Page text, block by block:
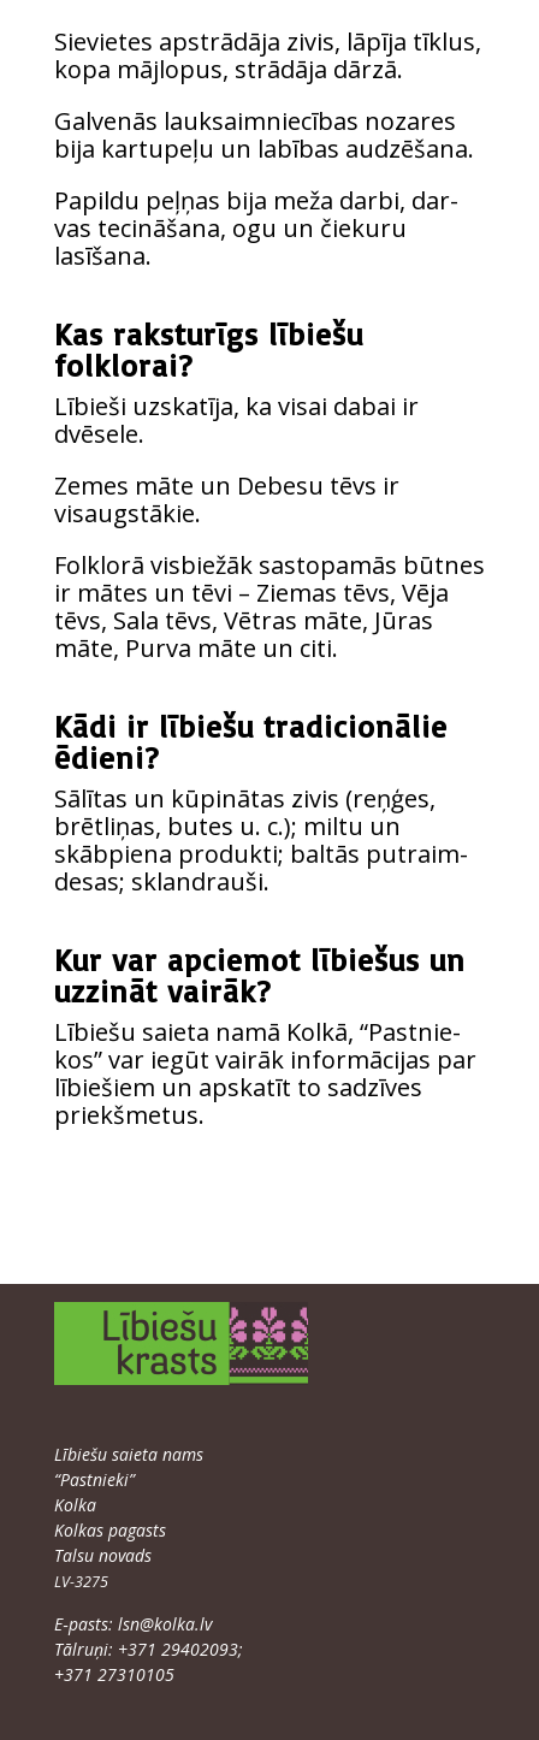
Sie­vie­tes apstrā­dā­ja zivis, lāpī­ja tīk­lus,
kopa māj­lo­pus, strā­dā­ja dārzā.
Gal­ve­nās lauk­saim­nie­cī­bas noza­res
bija kar­tu­pe­ļu un labī­bas audzēšana.
Papil­du peļ­ņas bija meža dar­bi, dar­
vas teci­nā­ša­na, ogu un čie­ku­ru
lasīšana.
Kas raksturīgs lībiešu
folklorai?
Lībie­ši uzska­tī­ja, ka vis­ai dabai ir
dvēsele.
Zemes māte un Debe­su tēvs ir
visaugstākie.
Fol­klo­rā vis­bie­žāk sasto­pa­mās būt­nes
ir mātes un tēvi – Zie­mas tēvs, Vēja
tēvs, Sala tēvs, Vēt­ras māte, Jūras
māte, Pur­va māte un citi.
Kādi ir lībiešu tradicionālie
ēdieni?
Sālī­tas un kūpi­nā­tas zivis (reņ­ģes,
brēt­li­ņas, butes u. c.); mil­tu un
skābpie­na pro­duk­ti; bal­tās put­raim­
de­sas; sklandrauši.
Kur var apciemot lībiešus un
uzzināt vairāk?
Lībie­šu saie­ta namā Kolkā, “Pastnie­
kos” var iegūt vai­rāk infor­mā­ci­jas par
lībie­šiem un apska­tīt to sadzī­ves
priekšmetus.
Lībie­šu saie­ta nams
“Pastnie­ki”
Kolka
Kol­kas pagasts
Tal­su novads
LV-3275
E‑pasts: lsn@​kolka.​lv
Tāl­ru­ņi: +371 29402093;
+371 27310105